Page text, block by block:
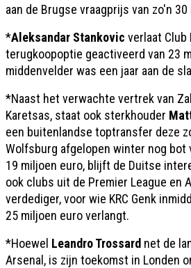
aan de Brugse vraagprijs van zo'n
*Aleksandar Stankovic verlaat
terugkoopoptie geactiveerd van 23
middenvelder was een jaar aan de
*Naast het verwachte vertrek van
Karetsas, staat ook sterkhouder
een buitenlandse toptransfer deze
Wolfsburg afgelopen winter nog bot
19 miljoen euro, blijft de Duitse
ook clubs uit de Premier League en
verdediger, voor wie KRC Genk
25 miljoen euro verlangt.
*Hoewel Leandro Trossard net de
Arsenal, is zijn toekomst in Londen